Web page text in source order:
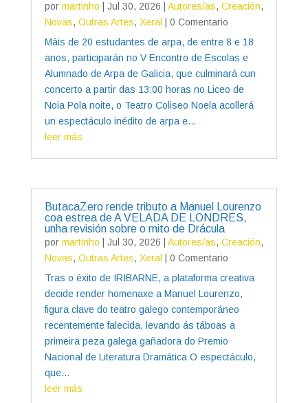
por martinho Jul 30, 2026 Autores/as, Creación,
Novas, Outras Artes, Xeral
| 0 Comentario
Máis de 20 estudantes de arpa, de entre 8 e 18
anos, participarán no V Encontro de Escolas e
Alumnado de Arpa de Galicia, que culminará cun
concerto a partir das 13:00 horas no Liceo de
Noia Pola noite, o Teatro Coliseo Noela acollerá
un espectáculo inédito de arpa e...
leer más
ButacaZero rende tributo a Manuel Lourenzo
coa estrea de A VELADA DE LONDRES,
unha revisión sobre o mito de Drácula
por martinho Jul 30, 2026 Autores/as, Creación,
Novas, Outras Artes, Xeral
| 0 Comentario
Tras o éxito de IRIBARNE, a plataforma creativa
decide render homenaxe a Manuel Lourenzo,
figura clave do teatro galego contemporáneo
recentemente falecida, levando ás táboas a
primeira peza galega gañadora do Premio
Nacional de Literatura Dramática O espectáculo,
que...
leer más